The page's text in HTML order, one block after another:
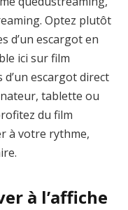
Optez plutôt
d’un escargot en
ici sur film
escargot direct
tablette ou
du film
à votre rythme,
à l’affiche